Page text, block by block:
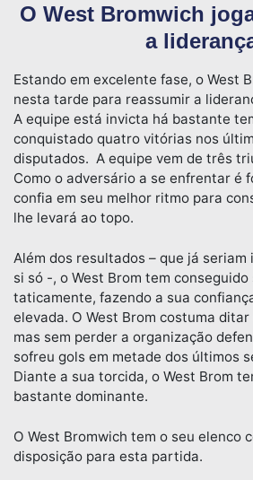
O West Bromwich
a
Estando em excelente fase, o West
nesta tarde para reassumir a
A equipe está invicta há bastante
conquistado quatro vitórias nos
disputados. A equipe vem de três
Como o adversário a se enfrentar é
confia em seu melhor ritmo para
lhe levará ao topo.
Além dos resultados – que já
si só -, o West Brom tem conseguido
taticamente, fazendo a sua
elevada. O West Brom costuma
mas sem perder a organização
sofreu gols em metade dos últimos
Diante a sua torcida, o West Brom
bastante dominante.
O West Bromwich tem o seu elenco
disposição para esta partida.